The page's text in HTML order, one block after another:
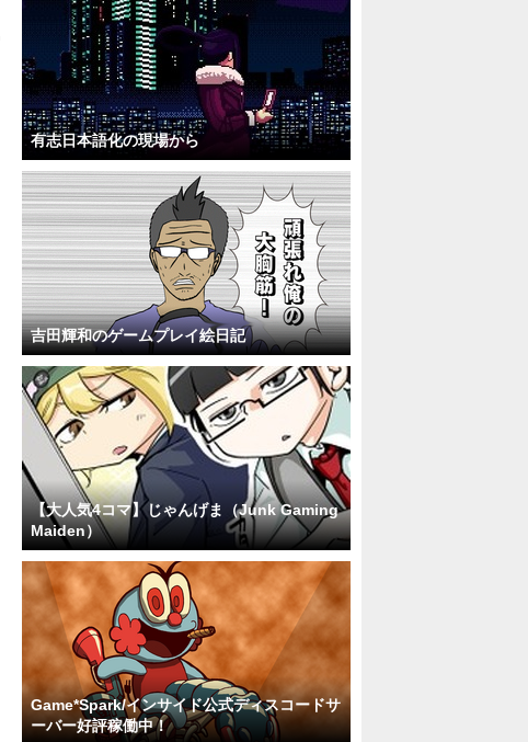
有志日本語化の現場から
吉田輝和のゲームプレイ絵日記
【大人気4コマ】じゃんげま（Junk Gaming
Maiden）
Game*Spark/インサイド公式ディスコードサ
ーバー好評稼働中！